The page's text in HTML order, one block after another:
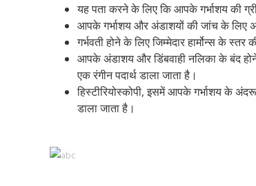
यह पता करने के लिए कि आपके गर्भाशय की
आपके गर्भाशय और अंडाशयों की जांच के लिए
गर्भवती होने के लिए जिम्मेदार हार्मोन्स के स्तर
आपके अंडाशय और डिंबवाही नलिका के बंद
एक रंगीन पदार्थ डाला जाता है।
हिस्टीरियोस्कोपी, इसमें आपके गर्भाशय के
डाला जाता है।